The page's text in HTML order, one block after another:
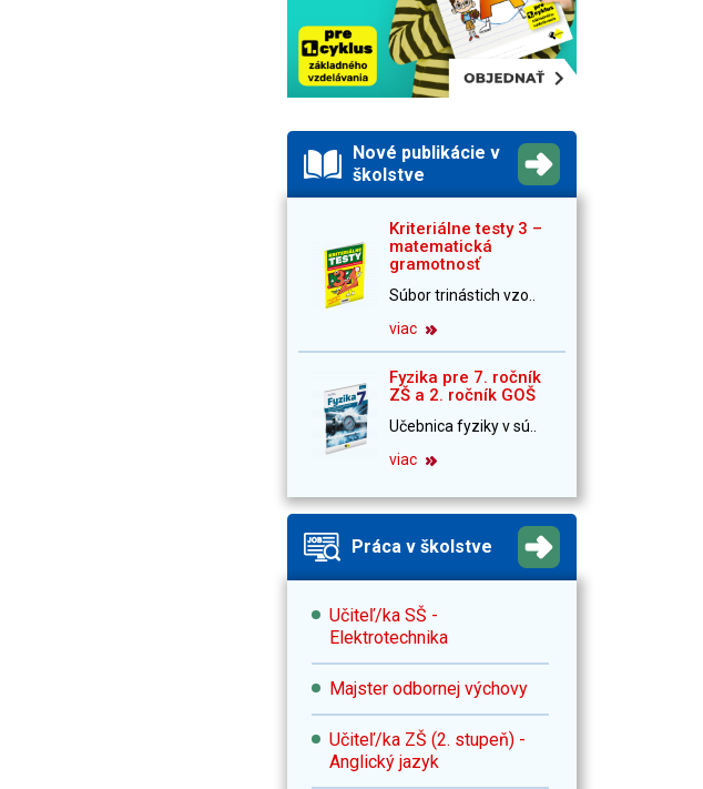
Nové publikácie v
školstve
Kriteriálne testy 3 –
matematická
gramotnosť
Súbor trinástich vzo..
viac
Fyzika pre 7. ročník
ZŠ a 2. ročník GOŠ
Učebnica fyziky v sú..
viac
Práca v školstve
Učiteľ/ka SŠ -
Elektrotechnika
Majster odbornej výchovy
Učiteľ/ka ZŠ (2. stupeň) -
Anglický jazyk